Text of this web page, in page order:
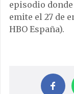
episodio
emite el 27 de
HBO España).